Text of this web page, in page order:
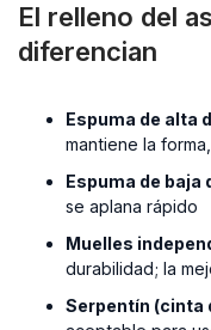
El relleno del
diferencian
Espuma de alta
mantiene la
Espuma de baja
se aplana rápido
Muelles
durabilidad; la
Serpentín (cinta